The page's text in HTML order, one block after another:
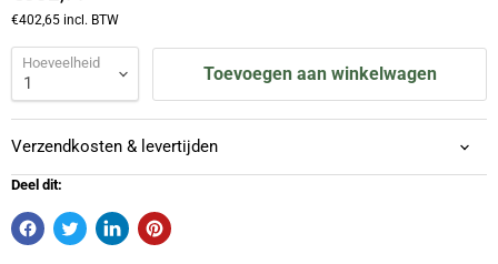
€402,65 incl. BTW
Hoeveelheid Toevoegen aan winkelwagen
Verzendkosten & levertijden
Deel dit: